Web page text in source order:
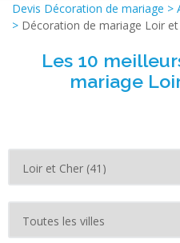
Devis Décoration de mariage >
> Décoration de mariage Loir et
Les 10
mariage